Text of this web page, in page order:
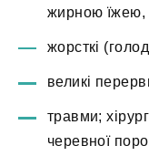
жирною їжею,
жорсткі
великі
травми;
черевної